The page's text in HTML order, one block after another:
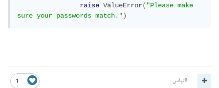
raise
ValueError("Please make
sure your passwords match.")
1 اقتباس